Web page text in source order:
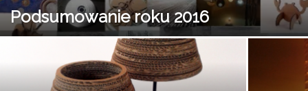
Podsumowanie roku 2016